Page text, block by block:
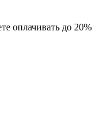
оплачивать до 20%